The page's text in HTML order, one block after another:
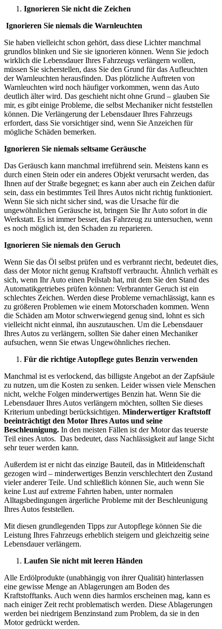
Ignorieren Sie nicht die Zeichen
Ignorieren Sie niemals die Warnleuchten
Sie haben vielleicht schon gehört, dass diese Lichter manchmal
grundlos blinken und Sie sie ignorieren können. Wenn Sie jedoch
wirklich die Lebensdauer Ihres Fahrzeugs verlängern wollen,
müssen Sie sicherstellen, dass Sie den Grund für das Aufleuchten
der Warnleuchten herausfinden. Das plötzliche Auftreten von
Warnleuchten wird noch häufiger vorkommen, wenn das Auto
deutlich älter wird. Das geschieht nicht ohne Grund – glauben Sie
mir, es gibt einige Probleme, die selbst Mechaniker nicht feststellen
können. Die Verlängerung der Lebensdauer Ihres Fahrzeugs
erfordert, dass Sie vorsichtiger sind, wenn Sie Anzeichen für
mögliche Schäden bemerken.
Ignorieren Sie niemals seltsame Geräusche
Das Geräusch kann manchmal irreführend sein. Meistens kann es
durch einen Stein oder ein anderes Objekt verursacht werden, das
Ihnen auf der Straße begegnet; es kann aber auch ein Zeichen dafür
sein, dass ein bestimmtes Teil Ihres Autos nicht richtig funktioniert.
Wenn Sie sich nicht sicher sind, was die Ursache für die
ungewöhnlichen Geräusche ist, bringen Sie Ihr Auto sofort in die
Werkstatt. Es ist immer besser, das Fahrzeug zu untersuchen, wenn
es noch möglich ist, den Schaden zu reparieren.
Ignorieren Sie niemals den Geruch
Wenn Sie das Öl selbst prüfen und es verbrannt riecht, bedeutet dies,
dass der Motor nicht genug Kraftstoff verbraucht. Ähnlich verhält es
sich, wenn Ihr Auto einen Peilstab hat, mit dem Sie den Stand des
Automatikgetriebes prüfen können: Verbrannter Geruch ist ein
schlechtes Zeichen. Werden diese Probleme vernachlässigt, kann es
zu größeren Problemen wie einem Motorschaden kommen. Wenn
die Schäden am Motor schwerwiegend genug sind, lohnt es sich
vielleicht nicht einmal, ihn auszutauschen. Um die Lebensdauer
Ihres Autos zu verlängern, sollten Sie daher einen Mechaniker
aufsuchen, wenn Sie etwas Ungewöhnliches riechen.
Für die richtige Autopflege gutes Benzin verwenden
Manchmal ist es verlockend, das billigste Angebot an der Zapfsäule
zu nutzen, um die Kosten zu senken. Leider wissen viele Menschen
nicht, welche Folgen minderwertiges Benzin hat. Wenn Sie die
Lebensdauer Ihres Autos verlängern möchten, sollten Sie dieses
Kriterium unbedingt berücksichtigen. Minderwertiger Kraftstoff
beeinträchtigt den Motor Ihres Autos und seine
Beschleunigung. In den meisten Fällen ist der Motor das teuerste
Teil eines Autos. Das bedeutet, dass Nachlässigkeit auf lange Sicht
sehr teuer werden kann.
Außerdem ist er nicht das einzige Bauteil, das in Mitleidenschaft
gezogen wird – minderwertiges Benzin verschlechtert den Zustand
vieler anderer Teile. Und schließlich können Sie, auch wenn Sie
keine Lust auf extreme Fahrten haben, unter normalen
Alltagsbedingungen ärgerliche Probleme mit der Beschleunigung
Ihres Autos feststellen.
Mit diesen grundlegenden Tipps zur Autopflege können Sie die
Leistung Ihres Fahrzeugs erheblich steigern und gleichzeitig seine
Lebensdauer verlängern.
Laufen Sie nicht mit leeren Händen
Alle Erdölprodukte (unabhängig von ihrer Qualität) hinterlassen
eine gewisse Menge an Ablagerungen am Boden des
Kraftstofftanks. Auch wenn dies harmlos erscheinen mag, kann es
nach einiger Zeit recht problematisch werden. Diese Ablagerungen
werden bei niedrigem Benzinstand zum Problem, da sie in den
Motor gedrückt werden.